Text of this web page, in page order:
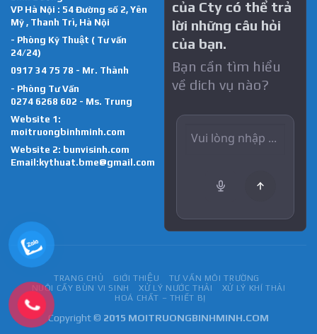
VP Hà Nội : 54 Đường số 2, Yên
Mỹ , Thanh Trì, Hà Nội
- Phòng Kỹ Thuật ( Tư vấn
24/24)
0917 34 75 78 - Mr. Thành
- Phòng Tư Vấn
0274 6268 602 - Ms. Trung
Website 1:
moitruongbinhminh.com
Website 2: bunvisinh.com
Email:kythuat.bme@gmail.com
của Cty có thể trả
lời những câu hỏi
của bạn.
Bạn cần tìm hiểu
về dich vụ nào?
TRANG CHỦ GIỚI THIỆU
TƯ VẤN MÔI TRƯỜNG
NUÔI CẤY BÙN VI SINH
XỬ LÝ NƯỚC THẢI
XỬ LÝ KHÍ THẢI
HOÁ CHẤT – THIẾT BỊ
Copyright © 2015 MOITRUONGBINHMINH.COM